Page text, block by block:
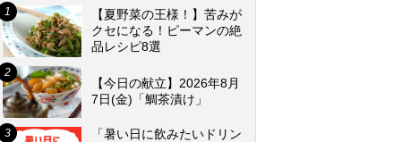
【夏野菜の王様！】苦みが
クセになる！ピーマンの絶
品レシピ8選
【今日の献立】2026年8月
7日(金)「鯛茶漬け」
「暑い日に飲みたいドリン